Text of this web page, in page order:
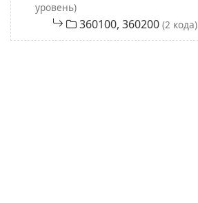
уровень)
360100, 360200 (2 кода)